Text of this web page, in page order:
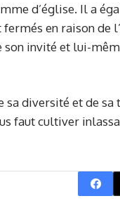
d’église. Il a
en raison de
son invité et lui-
sa diversité et de
faut cultiver